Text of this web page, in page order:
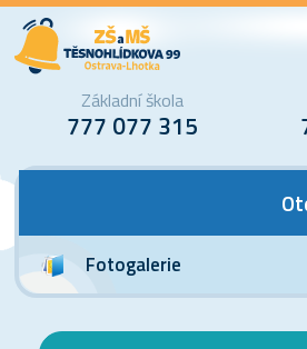
Základní škola
777 077 315
Fotogalerie